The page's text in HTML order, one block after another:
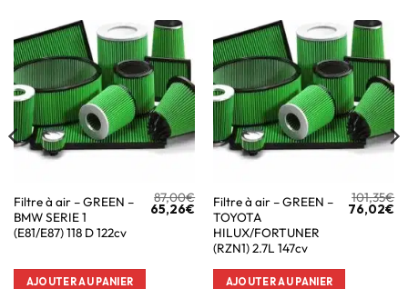
Filtre à air – GREEN –
BMW SERIE 1
(E81/E87) 118 D 122cv
87,00€
65,26€
AJOUTER AU PANIER
Filtre à air – GREEN –
TOYOTA
HILUX/FORTUNER
(RZN1) 2.7L 147cv
101,35€
76,02€
AJOUTER AU PANIER